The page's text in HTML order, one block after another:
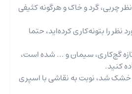
نظر چربی، گرد و خاک و هرگونه کثیفی
نظر را بتونه‌کاری کرده‌‌اید، حتما
گچ‌کاری، سیمان و ... شده است،
کنید.
خشک شد، نوبت به نقاشی با اسپری